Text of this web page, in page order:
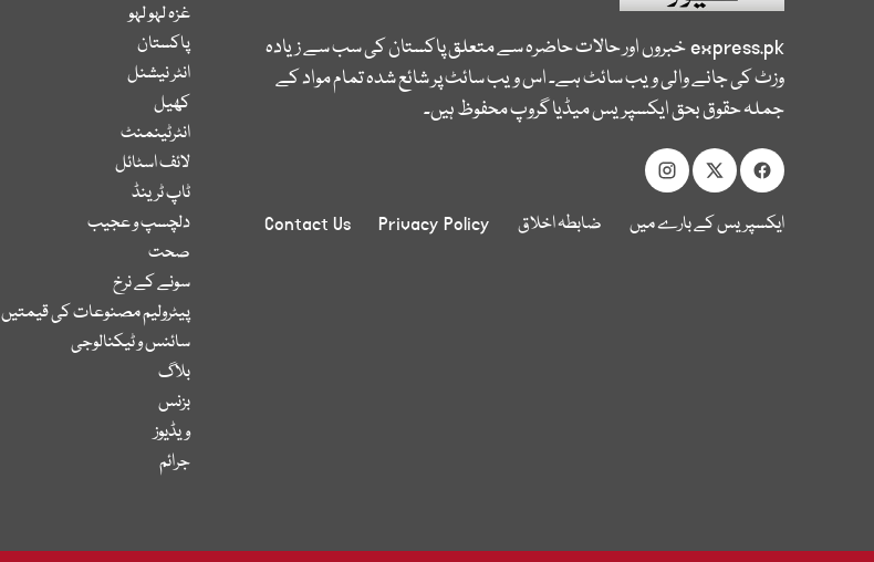
express.pkخبروں اور حالات حاضرہ سے متعلق پاکستان کی سب سے زیادہ
وزٹ کی جانے والی ویب سائٹ ہے۔ اس ویب سائٹ پر شائع شدہ تمام مواد کے
جملہ حقوق بحق ایکسپریس میڈیا گروپ محفوظ ہیں۔
ایکسپریس کے بارے میں ضابطہ اخلاق Privacy Policy
Contact Us
غزہ لہو لہو
پاکستان
انٹر نیشنل
کھیل
انٹرٹینمنٹ
لائف اسٹائل
ٹاپ ٹرینڈ
دلچسپ و عجیب
صحت
سونے کے نرخ
پیٹرولیم مصنوعات کی قیمتیں
سائنس و ٹیکنالوجی
بلاگ
بزنس
ویڈیوز
جرائم